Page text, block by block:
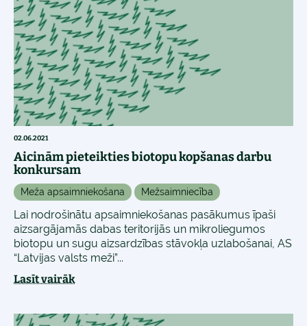
02.06.2021
Aicinām pieteikties biotopu kopšanas darbu
konkursam
Meža apsaimniekošana Mežsaimniecība
Lai nodrošinātu apsaimniekošanas pasākumus īpaši
aizsargājamās dabas teritorijās un mikroliegumos
biotopu un sugu aizsardzības stāvokļa uzlabošanai, AS
“Latvijas valsts meži”...
Lasīt vairāk